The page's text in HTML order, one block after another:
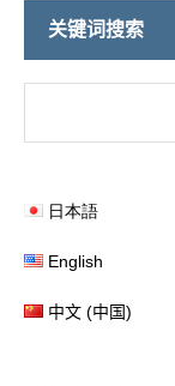
关键词搜索
日本語
English
中文 (中国)